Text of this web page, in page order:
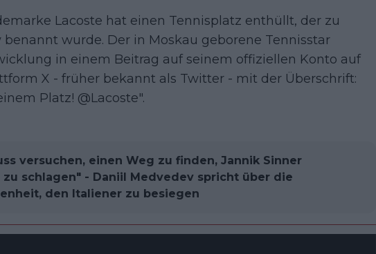
Lacoste hat einen Tennisplatz enthüllt, der zu
benannt wurde. Der in Moskau geborene Tennisstar
in einem Beitrag auf seinem offiziellen Konto auf
X - früher bekannt als Twitter - mit der Überschrift:
Platz! @Lacoste".
versuchen, einen Weg zu finden, Jannik Sinner
schlagen" - Daniil Medvedev spricht über die
den Italiener zu besiegen